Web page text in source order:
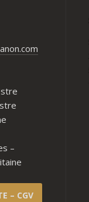
–
– CGV